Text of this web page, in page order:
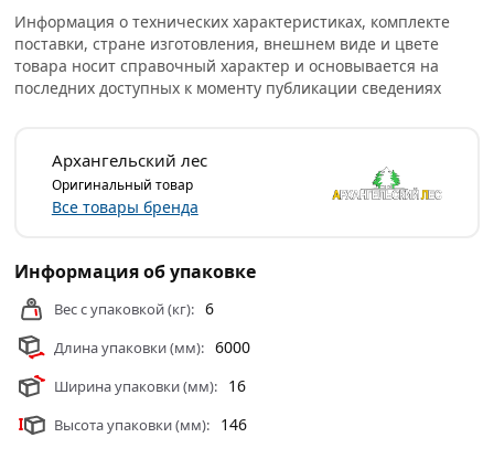
простые в монтаже. Также продукция этого вида имеет
высокие прочностные характеристики, такие как
долговечность, крепость, надежность.
Условия доставки и цены на товар Имитация бруса
Имитация брусадействительны в Москве и области.
Информация о технических характеристиках, комплекте
поставки, стране изготовления, внешнем виде и цвете
товара носит справочный характер и основывается на
последних доступных к моменту публикации сведениях
Архангельский лес
Оригинальный товар
Все товары бренда
Информация об упаковке
Вес с упаковкой (кг): 6
Длина упаковки (мм): 6000
Ширина упаковки (мм): 16
Высота упаковки (мм): 146